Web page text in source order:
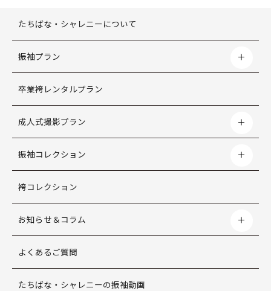
たちばな・シャレニーについて
振袖プラン
卒業袴レンタルプラン
成人式撮影プラン
振袖コレクション
袴コレクション
お知らせ＆コラム
よくあるご質問
たちばな・シャレニーの振袖動画